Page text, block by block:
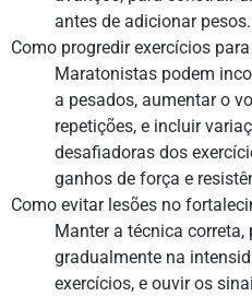
antes de adicionar pesos.
Como progredir exercícios
Maratonistas podem
a pesados, aumentar o
repetições, e incluir
desafiadoras dos
ganhos de força e
Como evitar lesões no
Manter a técnica correta,
gradualmente na
exercícios, e ouvir os